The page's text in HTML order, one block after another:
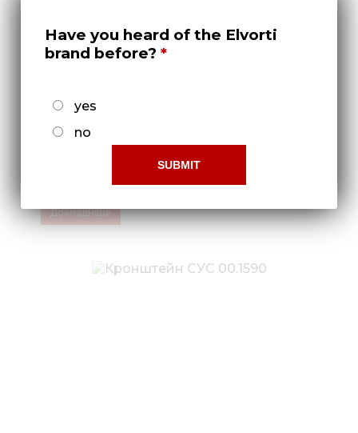
Кронштейн СУС 00.1200
Докладніше
Have you heard of the Elvorti
brand before?
yes
no